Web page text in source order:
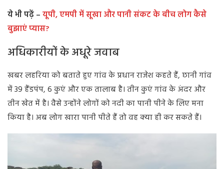
ये भी पढ़ें –यूपी, एमपी में सूखा और पानी संकट के बीच लोग कैसे
बुझाएं प्यास?
अधिकारीयों के अधूरे जवाब
खबर लहरिया को बताते हुए गांव के प्रधान राजेश कहते हैं, छानी गांव
में 39 हैंडपंप, 6 कुएं और एक तालाब है। तीन कुएं गांव के अंदर और
तीन खेत में है। वैसे उन्होंने लोगों को नदी का पानी पीने के लिए मना
किया है। अब लोग खारा पानी पीते हैं तो वह क्या ही कर सकते हैं।